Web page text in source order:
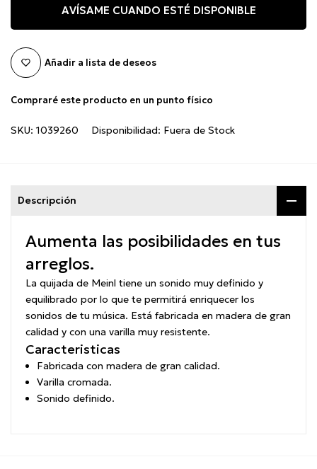
AVÍSAME CUANDO ESTÉ DISPONIBLE
Añadir a lista de deseos
Compraré este producto en un punto físico
SKU: 1039260 Disponibilidad: Fuera de Stock
Descripción
Aumenta las posibilidades en tus
arreglos.
La quijada de Meinl tiene un sonido muy definido y
equilibrado por lo que te permitirá enriquecer los
sonidos de tu música. Está fabricada en madera de gran
calidad y con una varilla muy resistente.
Caracteristicas
Fabricada con madera de gran calidad.
Varilla cromada.
Sonido definido.